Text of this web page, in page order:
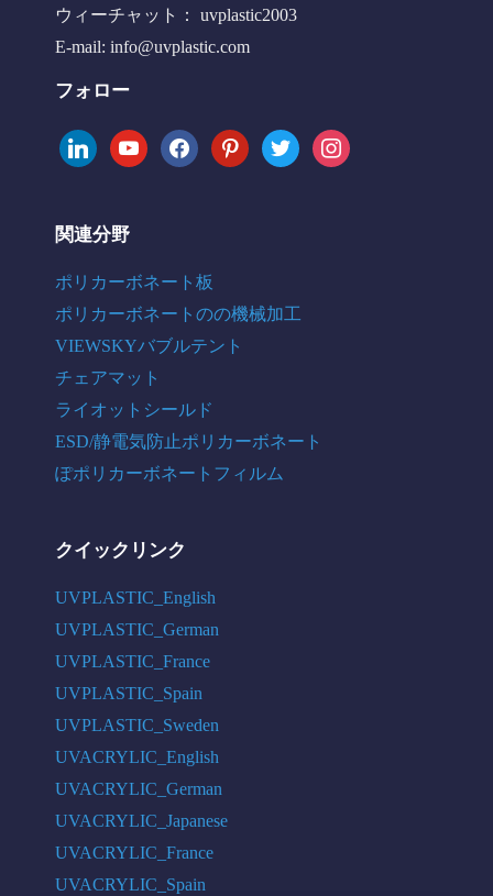
ウィーチャット： uvplastic2003
E-mail: info@uvplastic.com
フォロー
linkedinyoutubefacebookpinteresttwitter instagram
関連分野
ポリカーボネート板
ポリカーボネートのの機械加工
VIEWSKYバブルテント
チェアマット
ライオットシールド
ESD/静電気防止ポリカーボネート
ぽポリカーボネートフィルム
クイックリンク
UVPLASTIC_English
UVPLASTIC_German
UVPLASTIC_France
UVPLASTIC_Spain
UVPLASTIC_Sweden
UVACRYLIC_English
UVACRYLIC_German
UVACRYLIC_Japanese
UVACRYLIC_France
UVACRYLIC_Spain